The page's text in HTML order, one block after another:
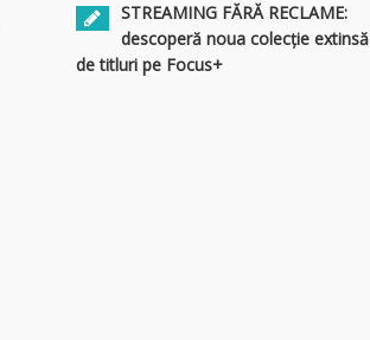
STREAMING FĂRĂ RECLAME:
descoperă noua colecție extinsă
de titluri pe Focus+